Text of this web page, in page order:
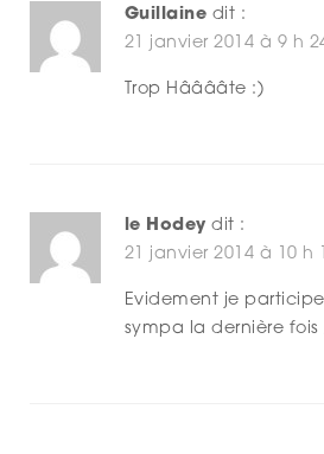
I
G
I
O
Guillaine dit :
21 janvier 2014 à 9 h
Trop Hââââte :)
le Hodey dit :
21 janvier 2014 à 10 h
Evidement je
sympa la dernière fois